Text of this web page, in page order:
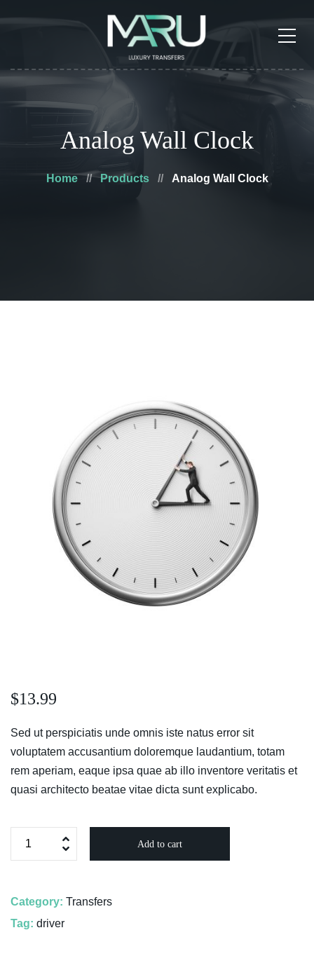
Analog Wall Clock
Home Products Analog Wall Clock
$13.99
Sed ut perspiciatis unde omnis iste natus error sit
voluptatem accusantium doloremque laudantium, totam
rem aperiam, eaque ipsa quae ab illo inventore veritatis et
quasi architecto beatae vitae dicta sunt explicabo.
Add to cart
Category: Transfers
Tag: driver